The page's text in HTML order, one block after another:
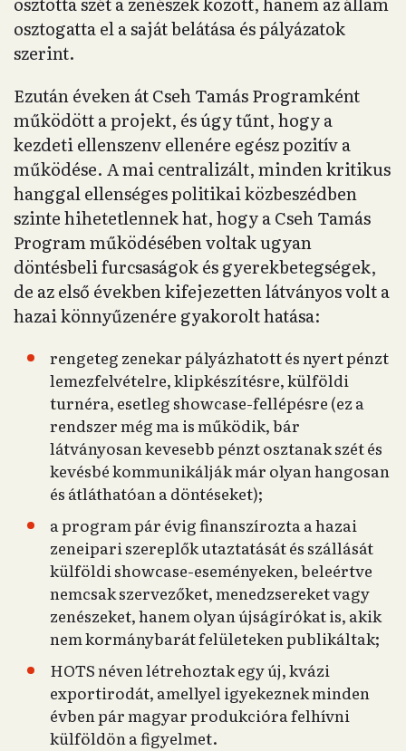
osztogatta el a saját belátása és pályázatok
szerint.
Ezután éveken át Cseh Tamás Programként
működött a projekt, és úgy tűnt, hogy a
kezdeti ellenszenv ellenére egész pozitív a
működése. A mai centralizált, minden kritikus
hanggal ellenséges politikai közbeszédben
szinte hihetetlennek hat, hogy a Cseh Tamás
Program működésében voltak ugyan
döntésbeli furcsaságok és gyerekbetegségek,
de az első években kifejezetten látványos volt a
hazai könnyűzenére gyakorolt hatása:
rengeteg zenekar pályázhatott és nyert pénzt
lemezfelvételre, klipkészítésre, külföldi
turnéra, esetleg showcase-fellépésre (ez a
rendszer még ma is működik, bár
látványosan kevesebb pénzt osztanak szét és
kevésbé kommunikálják már olyan hangosan
és átláthatóan a döntéseket);
a program pár évig finanszírozta a hazai
zeneipari szereplők utaztatását és szállását
külföldi showcase-eseményeken, beleértve
nemcsak szervezőket, menedzsereket vagy
zenészeket, hanem olyan újságírókat is, akik
nem kormánybarát felületeken publikáltak;
HOTS néven létrehoztak egy új, kvázi
exportirodát, amellyel igyekeznek minden
évben pár magyar produkcióra felhívni
külföldön a figyelmet.